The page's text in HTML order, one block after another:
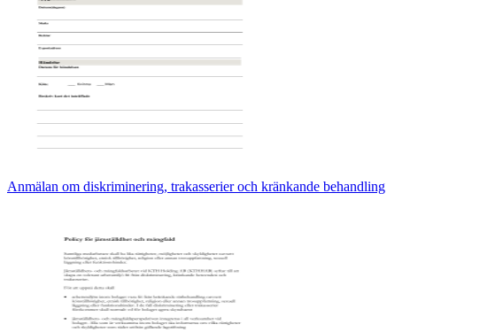
Anmälan om diskriminering, trakasserier och kränkande behandling